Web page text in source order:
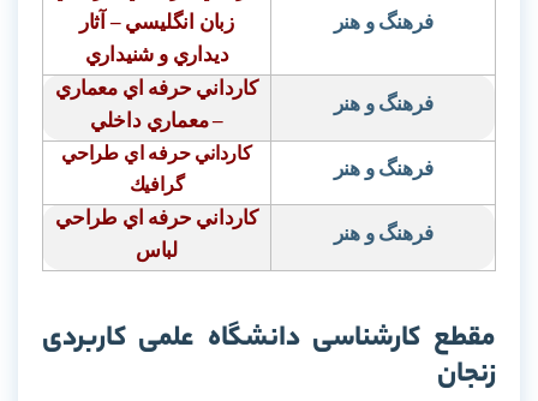
فرهنگ و هنر
زبان انگليسي – آثار
ديداري و شنيداري
فرهنگ و هنر
كارداني حرفه اي معماري
– معماري داخلي
فرهنگ و هنر
كارداني حرفه اي طراحي
گرافيك
فرهنگ و هنر
كارداني حرفه اي طراحي
لباس
مقطع کارشناسی دانشگاه علمی کاربردی
زنجان